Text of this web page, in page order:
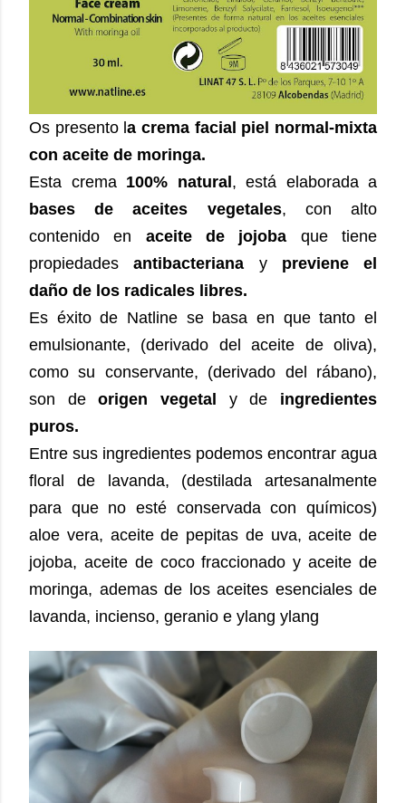
Os presento la crema facial piel normal-mixta
con aceite de moringa.
Esta crema 100% natural, está elaborada a
bases de aceites vegetales, con alto
contenido en aceite de jojoba que tiene
propiedadesantibacteriana y previene el
daño de los radicales libres.
Es éxito de Natline se basa en que tanto el
emulsionante, (derivado del aceite de oliva),
como su conservante, (derivado del rábano),
son deorigen vegetal y de ingredientes
puros.
Entre sus ingredientes podemos encontrar agua
floral de lavanda, (destilada artesanalmente
para que no esté conservada con químicos)
aloe vera, aceite de pepitas de uva, aceite de
jojoba, aceite de coco fraccionado y aceite de
moringa, ademas de los aceites esenciales de
lavanda, incienso, geranio e ylang ylang